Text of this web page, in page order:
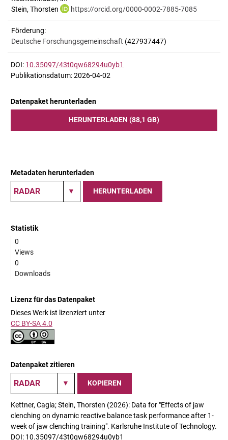
Stein, Thorsten
https://orcid.org/0000-0002-7885-7085
Förderung:
Deutsche Forschungsgemeinschaft (427937447)
DOI: 10.35097/43t0qw68294u0yb1
Publikationsdatum: 2026-04-02
Datenpaket herunterladen
HERUNTERLADEN (88,1 GB)
Metadaten herunterladen
HERUNTERLADEN
Statistik
0
Views
0
Downloads
Lizenz für das Datenpaket
Dieses Werk ist lizenziert unter
CC BY-SA 4.0
Datenpaket zitieren
KOPIEREN
Kettner, Cagla; Stein, Thorsten (2026): Data for "Effects of jaw
clenching on dynamic reactive balance task performance after 1-
week of jaw clenching training". Karlsruhe Institute of Technology.
DOI: 10.35097/43t0qw68294u0yb1